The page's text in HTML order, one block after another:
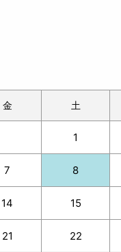
金 土
1
7 8
14 15
21 22